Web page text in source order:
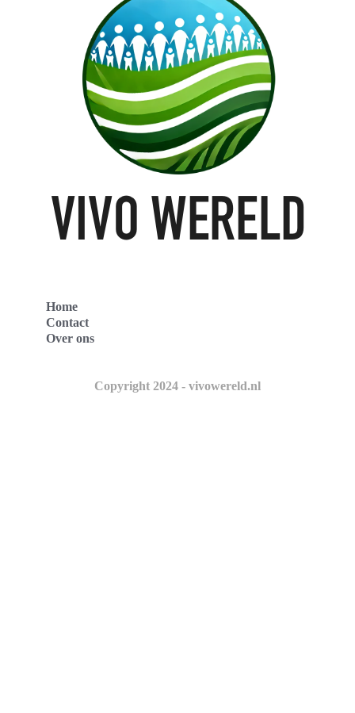
Home
Contact
Over ons
Copyright 2024 - vivowereld.nl